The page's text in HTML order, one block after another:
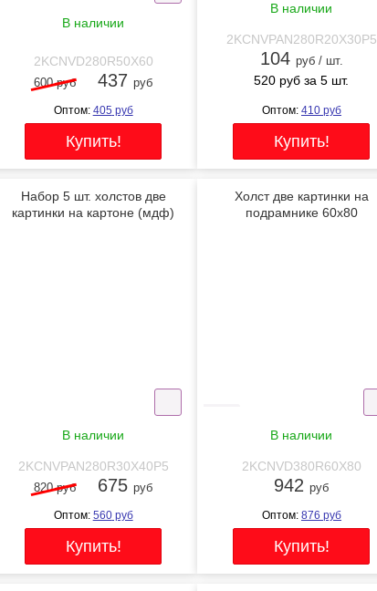
В наличии
2KCNVD280R50X60
600 руб 437 руб
Оптом: 405 руб
В наличии
2KCNVPAN280R20X30P5
104 руб / шт.
520 руб за 5 шт.
Оптом: 410руб
Набор 5 шт. холстов две
картинки на картоне (мдф)
В наличии
2KCNVPAN280R30X40P5
820 руб 675 руб
Оптом: 560руб
Холст две картинки на
подрамнике 60x80
В наличии
2KCNVD380R60X80
942 руб
Оптом: 876 руб